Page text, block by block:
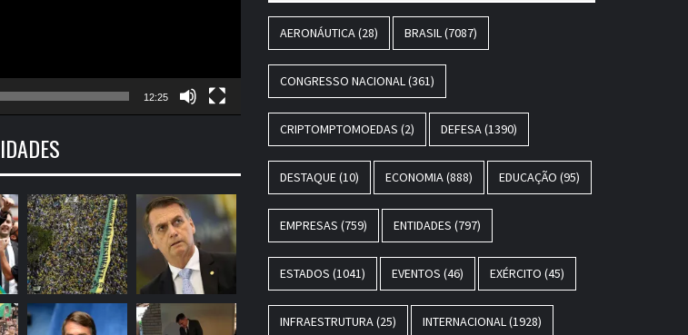
12:25
AERONÁUTICA (28) BRASIL (7087)
CONGRESSO NACIONAL (361)
CRIPTOMPTOMOEDAS (2) DEFESA (1390)
DESTAQUE(10) ECONOMIA (888) EDUCAÇÃO (95)
EMPRESAS (759) ENTIDADES (797)
ESTADOS (1041) EVENTOS (46) EXÉRCITO (45)
INFRAESTRUTURA (25) INTERNACIONAL (1928)